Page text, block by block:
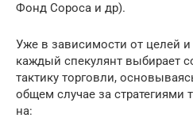
Фонд Сороса и др).
Уже в зависимости от целей и
каждый спекулянт выбирает
тактику торговли,
общем случае за стратегиями
на: